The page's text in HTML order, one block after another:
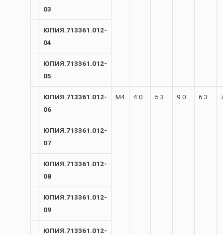
03
ЮПИЯ.713361.012-
04
ЮПИЯ.713361.012-
05
ЮПИЯ.713361.012-
06
М4 4.0 5.3 9.0 6.3
ЮПИЯ.713361.012-
07
ЮПИЯ.713361.012-
08
ЮПИЯ.713361.012-
09
ЮПИЯ.713361.012-